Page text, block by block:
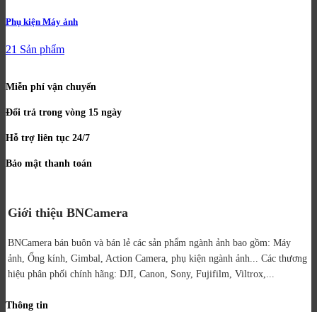
Phụ kiện Máy ảnh
21 Sản phẩm
Miễn phí vận chuyển
Đổi trả trong vòng 15 ngày
Hỗ trợ liên tục 24/7
Bảo mật thanh toán
Giới thiệu BNCamera
BNCamera bán buôn và bán lẻ các sản phẩm ngành ảnh bao gồm: Máy
ảnh, Ống kính, Gimbal, Action Camera, phụ kiện ngành ảnh...
Các thương
hiệu phân phối chính hãng: DJI, Canon, Sony, Fujifilm, Viltrox,...
Thông tin